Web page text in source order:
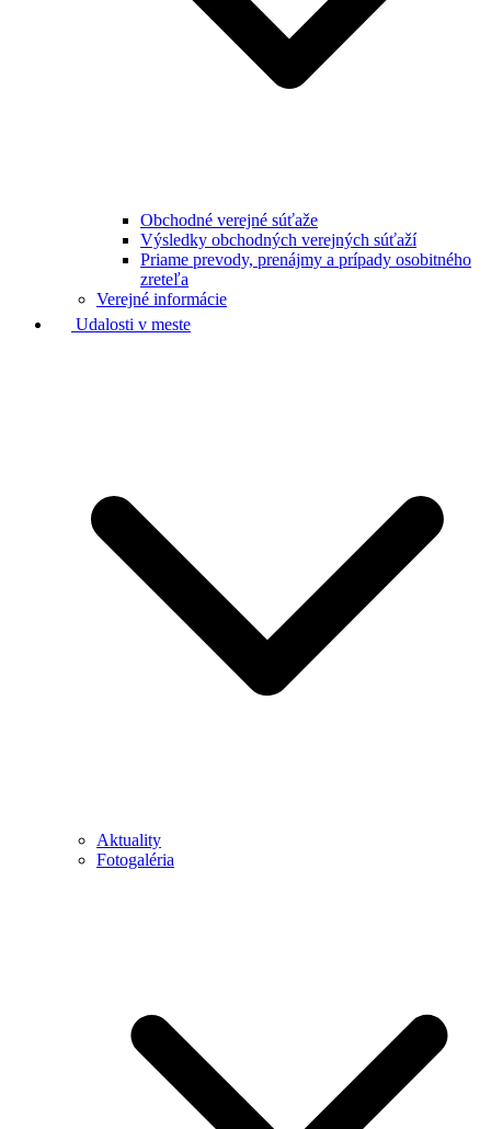
Obchodné verejné súťaže
Výsledky obchodných verejných súťaží
Priame prevody, prenájmy a prípady osobitného
zreteľa
Verejné informácie
Udalosti v meste
Aktuality
Fotogaléria